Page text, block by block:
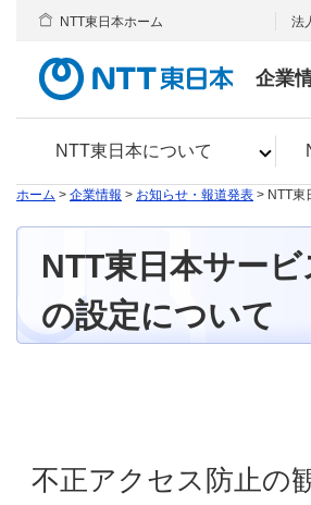
企業
NTT東日本について
NTT東日本ホーム 法
ホーム > 企業情報 > お知らせ・報道発表 > NTT東
NTT東日本サー
の設定について
不正アクセス防止の